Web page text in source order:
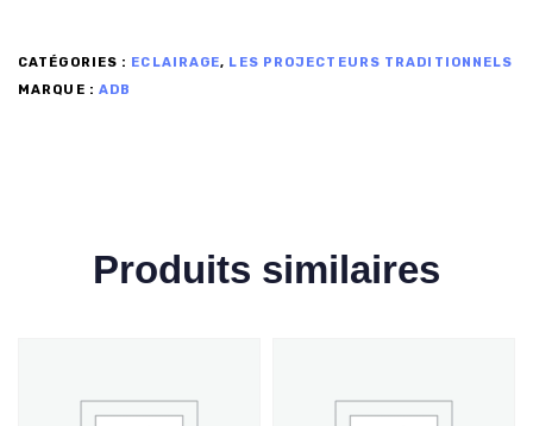
CATÉGORIES : ECLAIRAGE, LES PROJECTEURS TRADITIONNELS
MARQUE : ADB
Produits similaires